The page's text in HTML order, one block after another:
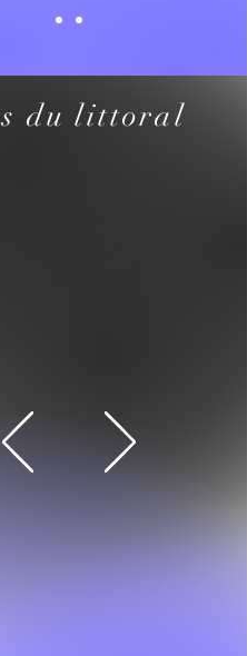
du littoral